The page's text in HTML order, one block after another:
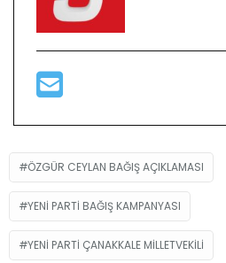
ÖZGÜR CEYLAN BAĞIŞ AÇIKLAMASI
YENI PARTI BAĞIŞ KAMPANYASI
YENI PARTI ÇANAKKALE MILLETVEKILI